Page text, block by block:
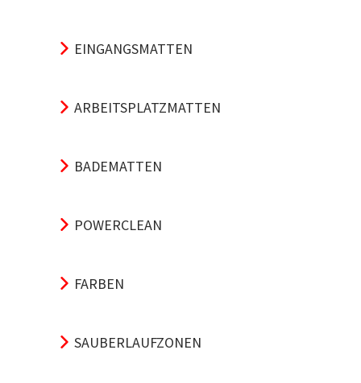
EINGANGSMATTEN
ARBEITSPLATZMATTEN
BADEMATTEN
POWERCLEAN
FARBEN
SAUBERLAUFZONEN